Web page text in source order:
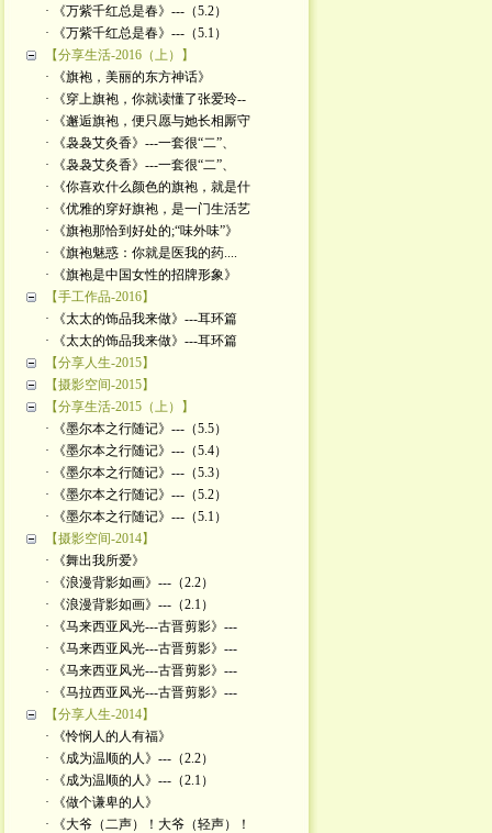
· 《万紫千红总是春》---（5.2）
· 《万紫千红总是春》---（5.1）
【分享生活-2016（上）】
· 《旗袍，美丽的东方神话》
· 《穿上旗袍，你就读懂了张爱玲--
· 《邂逅旗袍，便只愿与她长相厮守
· 《袅袅艾灸香》---一套很“二”、
· 《袅袅艾灸香》---一套很“二”、
· 《你喜欢什么颜色的旗袍，就是什
· 《优雅的穿好旗袍，是一门生活艺
· 《旗袍那恰到好处的;“味外味”》
· 《旗袍魅惑：你就是医我的药....
· 《旗袍是中国女性的招牌形象》
【手工作品-2016】
· 《太太的饰品我来做》---耳环篇
· 《太太的饰品我来做》---耳环篇
【分享人生-2015】
【摄影空间-2015】
【分享生活-2015（上）】
· 《墨尔本之行随记》---（5.5）
· 《墨尔本之行随记》---（5.4）
· 《墨尔本之行随记》---（5.3）
· 《墨尔本之行随记》---（5.2）
· 《墨尔本之行随记》---（5.1）
【摄影空间-2014】
· 《舞出我所爱》
· 《浪漫背影如画》---（2.2）
· 《浪漫背影如画》---（2.1）
· 《马来西亚风光---古晋剪影》---
· 《马来西亚风光---古晋剪影》---
· 《马来西亚风光---古晋剪影》---
· 《马拉西亚风光---古晋剪影》---
【分享人生-2014】
· 《怜悯人的人有福》
· 《成为温顺的人》---（2.2）
· 《成为温顺的人》---（2.1）
· 《做个谦卑的人》
· 《大爷（二声）！大爷（轻声）！